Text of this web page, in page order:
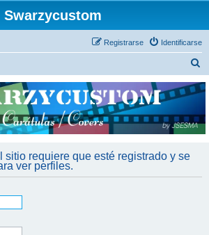
Swarzycustom
Identificarse
Registrarse
c
sitio requiere que esté registrado y se
ver perfiles.